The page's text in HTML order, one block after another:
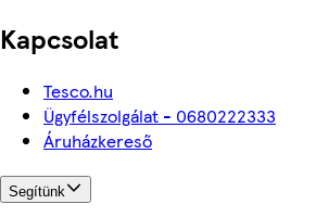
Kapcsolat
Tesco.hu
Ügyfélszolgálat - 0680222333
Áruházkereső
Segítünk